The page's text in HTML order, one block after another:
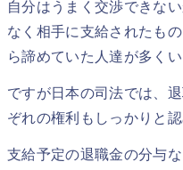
自分はうまく交渉できな
なく相手に支給されたも
ら諦めていた人達が多く
ですが日本の司法では、
ぞれの権利もしっかりと認
支給予定の退職金の分与